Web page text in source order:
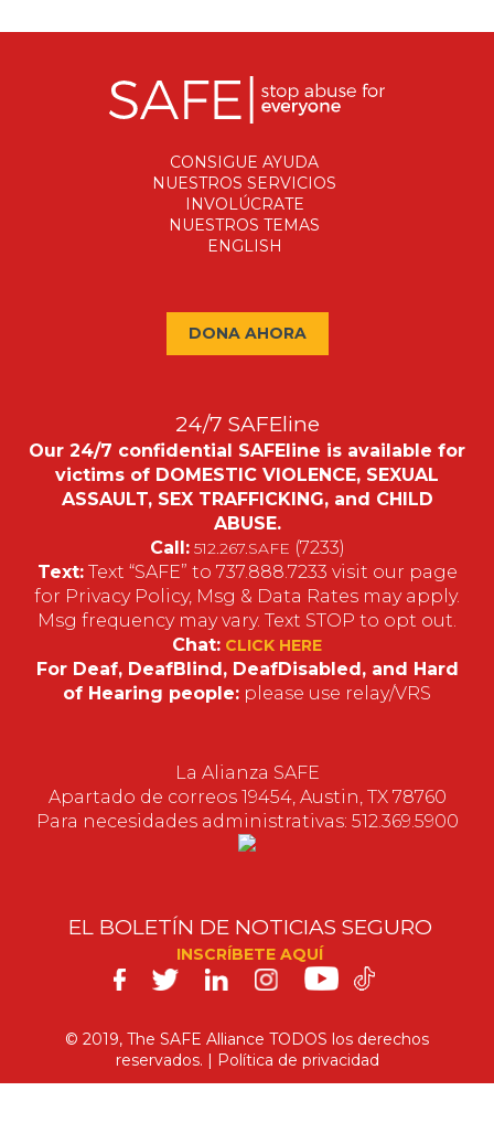
CONSIGUE AYUDA
NUESTROS SERVICIOS
INVOLÚCRATE
NUESTROS TEMAS
ENGLISH
DONA AHORA
24/7 SAFEline
Our 24/7 confidential SAFEline is available for
victims of DOMESTIC VIOLENCE, SEXUAL
ASSAULT, SEX TRAFFICKING, and CHILD
ABUSE.
Call: 512.267.SAFE (7233)
Text:Text “SAFE” to 737.888.7233 visit our page
for Privacy Policy, Msg & Data Rates may apply.
Msg frequency may vary. Text STOP to opt out.
Chat: CLICK HERE
For Deaf, DeafBlind, DeafDisabled, and Hard
of Hearing people: please use relay/VRS
La Alianza SAFE
Apartado de correos 19454, Austin, TX 78760
Para necesidades administrativas: 512.369.5900
EL BOLETÍN DE NOTICIAS SEGURO
INSCRÍBETE AQUÍ
SAFE
en
los
© 2019, The SAFE Alliance TODOS los derechos
reservados. | Política de privacidad